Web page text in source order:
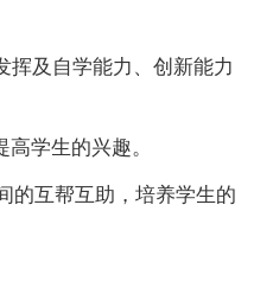
挥及自学能力、创新能力
学生的兴趣。
的互帮互助，培养学生的